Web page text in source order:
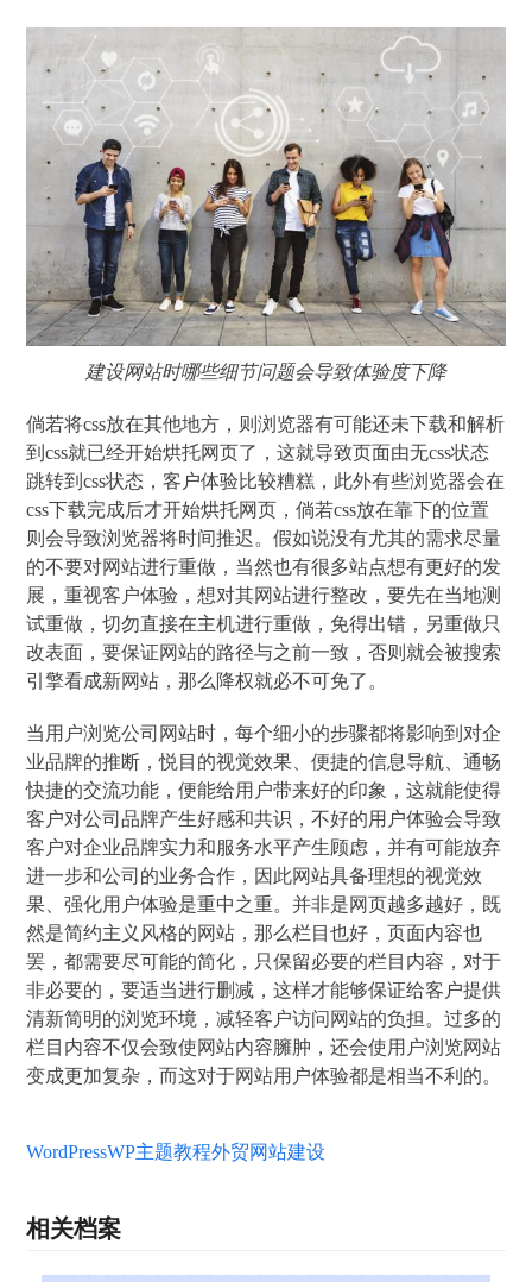
建设网站时哪些细节问题会导致体验度下降
倘若将css放在其他地方，则浏览器有可能还未下载和解析
到css就已经开始烘托网页了，这就导致页面由无css状态
跳转到css状态，客户体验比较糟糕，此外有些浏览器会在
css下载完成后才开始烘托网页，倘若css放在靠下的位置
则会导致浏览器将时间推迟。假如说没有尤其的需求尽量
的不要对网站进行重做，当然也有很多站点想有更好的发
展，重视客户体验，想对其网站进行整改，要先在当地测
试重做，切勿直接在主机进行重做，免得出错，另重做只
改表面，要保证网站的路径与之前一致，否则就会被搜索
引擎看成新网站，那么降权就必不可免了。
当用户浏览公司网站时，每个细小的步骤都将影响到对企
业品牌的推断，悦目的视觉效果、便捷的信息导航、通畅
快捷的交流功能，便能给用户带来好的印象，这就能使得
客户对公司品牌产生好感和共识，不好的用户体验会导致
客户对企业品牌实力和服务水平产生顾虑，并有可能放弃
进一步和公司的业务合作，因此网站具备理想的视觉效
果、强化用户体验是重中之重。并非是网页越多越好，既
然是简约主义风格的网站，那么栏目也好，页面内容也
罢，都需要尽可能的简化，只保留必要的栏目内容，对于
非必要的，要适当进行删减，这样才能够保证给客户提供
清新简明的浏览环境，减轻客户访问网站的负担。过多的
栏目内容不仅会致使网站内容臃肿，还会使用户浏览网站
变成更加复杂，而这对于网站用户体验都是相当不利的。
WordPressWP主题教程外贸网站建设
相关档案